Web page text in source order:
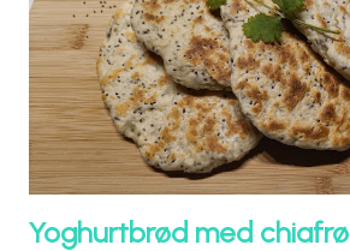
Yoghurtbrød med chiafrø